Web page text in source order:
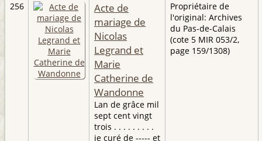
256
Acte de
mariage de
Nicolas
Legrand et
Marie
Catherine de
Wandonne
Lan de grâce mil
sept cent vingt
trois . . . . . . . . .
je curé de ----- et
Propriétaire de
l'original: Archives
du Pas-de-Calais
(cote 5 MIR 053/2,
page 159/1308)